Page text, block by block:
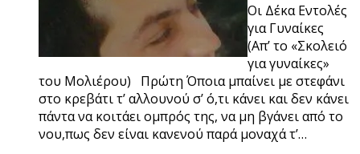
Οι Δέκα Εντολές
για Γυναίκες
(Απ’ το «Σκολειό
για γυναίκες»
του Μολιέρου) Πρώτη Όποια μπαίνει με στεφάνι
στο κρεβάτι τ’ αλλουνού σ’ ό,τι κάνει και δεν κάνει
πάντα να κοιτάει ομπρός της, να μη βγάνει από το
νου,πως δεν είναι κανενού παρά μοναχά τ’…